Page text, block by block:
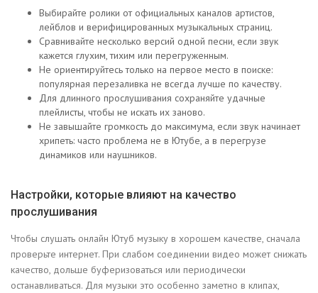
Выбирайте ролики от официальных каналов артистов,
лейблов и верифицированных музыкальных страниц.
Сравнивайте несколько версий одной песни, если звук
кажется глухим, тихим или перегруженным.
Не ориентируйтесь только на первое место в поиске:
популярная перезаливка не всегда лучше по качеству.
Для длинного прослушивания сохраняйте удачные
плейлисты, чтобы не искать их заново.
Не завышайте громкость до максимума, если звук начинает
хрипеть: часто проблема не в Ютубе, а в перегрузе
динамиков или наушников.
Настройки, которые влияют на качество
прослушивания
Чтобы слушать онлайн Ютуб музыку в хорошем качестве, сначала
проверьте интернет. При слабом соединении видео может снижать
качество, дольше буферизоваться или периодически
останавливаться. Для музыки это особенно заметно в клипах,